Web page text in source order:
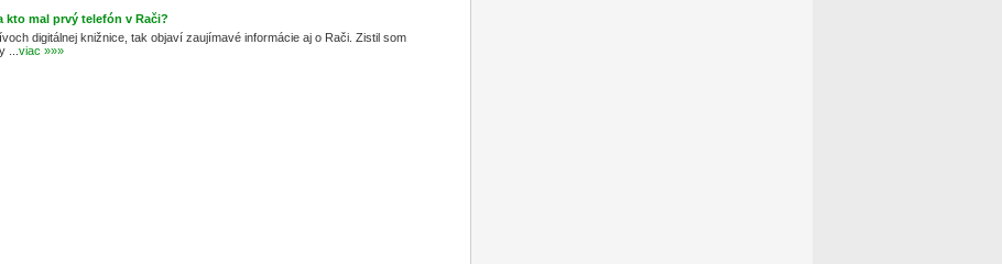
kto mal prvý telefón v Rači?
digitálnej knižnice, tak objaví zaujímavé informácie aj o Rači. Zistil som
... viac »»»